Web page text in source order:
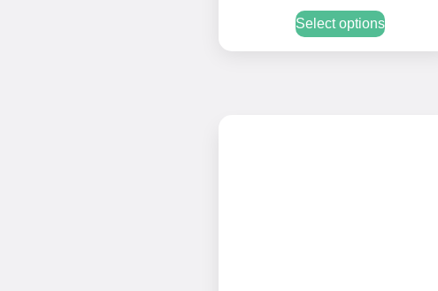
Select options